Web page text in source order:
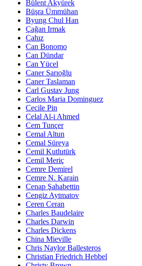
Bülent Akyürek
Büşra Ümmühan
Byung Chul Han
Çağan Irmak
Cahız
Can Bonomo
Can Dündar
Can Yücel
Caner Sarıoğlu
Caner Taslaman
Carl Gustav Jung
Carlos Maria Dominguez
Cecile Pin
Celal Al-i Ahmed
Cem Tunçer
Cemal Altun
Cemal Süreya
Cemil Kutlutürk
Cemil Meriç
Cemre Demirel
Cemre N. Karain
Cenap Şahabettin
Cengiz Aytmatov
Ceren Ceran
Charles Baudelaire
Charles Darwin
Charles Dickens
China Mieville
Chris Naylor Ballesteros
Christian Friedrich Hebbel